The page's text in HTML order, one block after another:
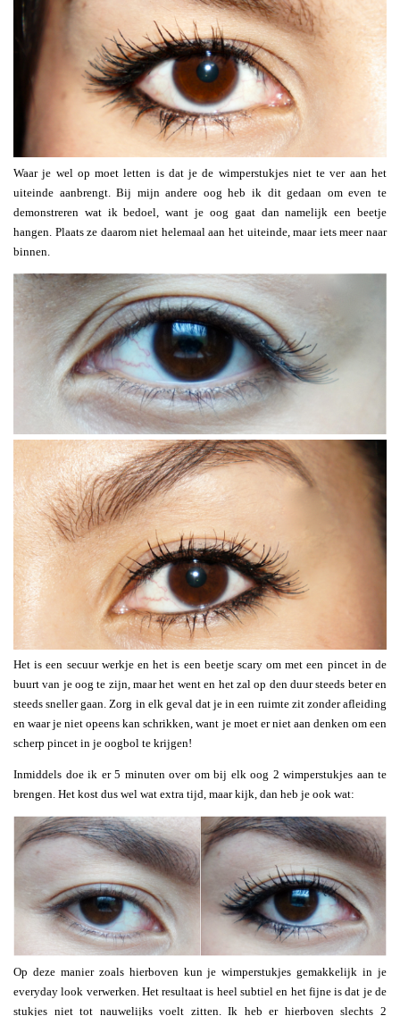
Waar je wel op moet letten is dat je de wimperstukjes niet te ver aan het
uiteinde aanbrengt. Bij mijn andere oog heb ik dit gedaan om even te
demonstreren wat ik bedoel, want je oog gaat dan namelijk een beetje
hangen. Plaats ze daarom niet helemaal aan het uiteinde, maar iets meer naar
binnen.
Het is een secuur werkje en het is een beetje scary om met een pincet in de
buurt van je oog te zijn, maar het went en het zal op den duur steeds beter en
steeds sneller gaan. Zorg in elk geval dat je in een ruimte zit zonder afleiding
en waar je niet opeens kan schrikken, want je moet er niet aan denken om een
scherp pincet in je oogbol te krijgen!
Inmiddels doe ik er 5 minuten over om bij elk oog 2 wimperstukjes aan te
brengen. Het kost dus wel wat extra tijd, maar kijk, dan heb je ook wat:
Op deze manier zoals hierboven kun je wimperstukjes gemakkelijk in je
everyday look verwerken. Het resultaat is heel subtiel en het fijne is dat je de
stukjes niet tot nauwelijks voelt zitten. Ik heb er hierboven slechts 2